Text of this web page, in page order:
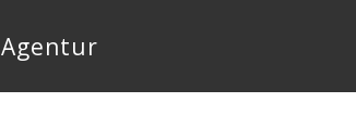
Agentur